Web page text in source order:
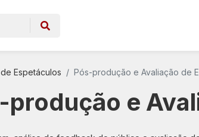
e Carreiras Públicas
com Animais
Espetáculos Pós-produção e Avaliação de
produção e